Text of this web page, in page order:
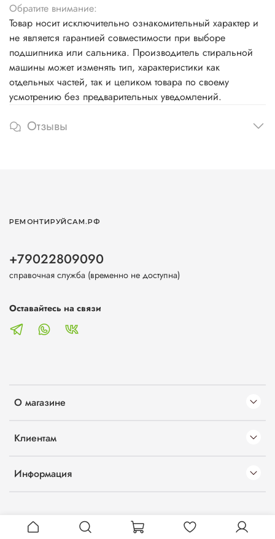
Обратите внимание:
Товар носит исключительно ознакомительный характер и
не является гарантией совместимости при выборе
подшипника или сальника. Производитель стиральной
машины может изменять тип, характеристики как
отдельных частей, так и целиком товара по своему
усмотрению без предварительных уведомлений.
Отзывы
О магазине
Клиентам
Информация
РЕМОНТИРУЙСАМ.РФ
+79022809090
справочная служба (временно не доступна)
Оставайтесь на связи